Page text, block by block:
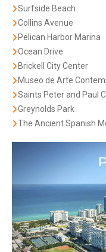
Surfside Beach
Collins Avenue
Pelican Harbor Marina
Ocean Drive
Brickell City Center
Museo de Arte
Saints Peter and Paul
Greynolds Park
The Ancient Spanish